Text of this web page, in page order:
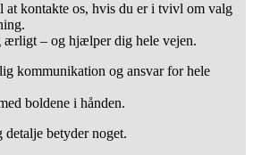
at kontakte os, hvis du er i tvivl om valg
ærligt – og hjælper dig hele vejen.
kommunikation og ansvar for hele
boldene i hånden.
betyder noget.